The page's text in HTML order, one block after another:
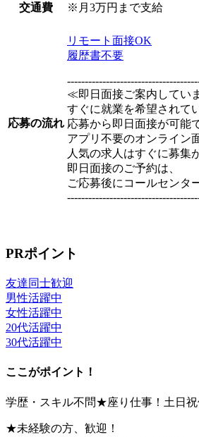
交通費 ※月3万円まで支給
応募の流れ
リモート面接OK
履歴書不要
≪即日面接ご案内してい
すぐに就業を希望されて
応募から即日面接が可
アプリ不要のオンライン
人気の求人はすぐに募集
即日面接のご予約は、
ご応募後にコールセンタ
PRポイント
友達同士歓迎
男性活躍中
女性活躍中
20代活躍中
30代活躍中
ここがポイント！
学歴・スキル不問★座り仕事！土日祝
★未経験の方、歓迎！